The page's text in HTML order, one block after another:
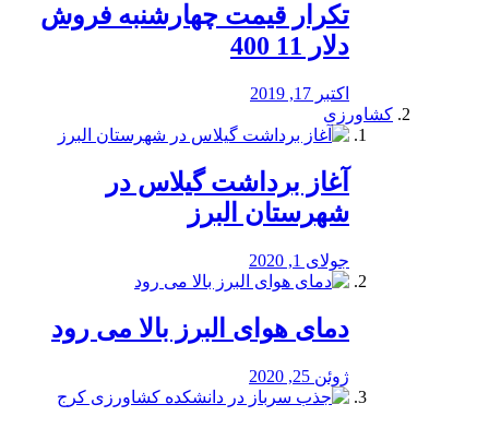
تکرار قیمت چهارشنبه فروش
دلار 11 400
اکتبر 17, 2019
کشاورزی
آغاز برداشت گیلاس در
شهرستان البرز
جولای 1, 2020
دمای هوای البرز بالا می رود
ژوئن 25, 2020